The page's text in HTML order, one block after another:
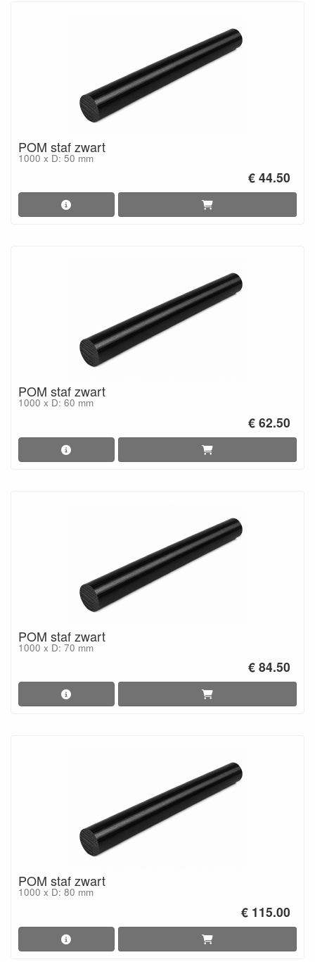
POM staf zwart
1000 x D: 50 mm
€ 44.50
POM staf zwart
1000 x D: 60 mm
€ 62.50
POM staf zwart
1000 x D: 70 mm
€ 84.50
POM staf zwart
1000 x D: 80 mm
€ 115.00